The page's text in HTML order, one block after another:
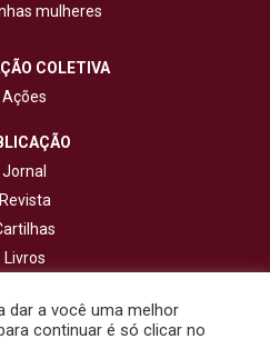
mulheres
COLETIVA
Ações
Jornal
Revista
Livros
dar a você uma melhor
continuar é só clicar no